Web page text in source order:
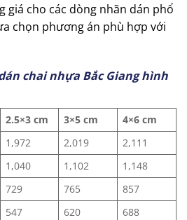
giá cho các dòng nhãn dán phổ
chọn phương án phù hợp với
chai nhựa Bắc Giang hình
2.5×3 cm 3×5 cm
4×6 cm
1,972 2,019
2,111
1,040 1,102
1,148
729 765
857
547 620
688